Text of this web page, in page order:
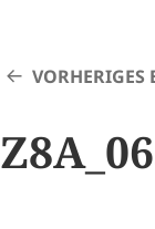
VORHERIGES